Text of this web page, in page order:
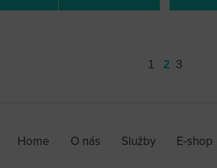
1 2 3
Home O nás Služby E-shop